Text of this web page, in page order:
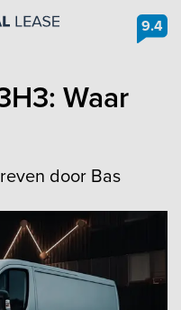
9.4
Waar
door Bas